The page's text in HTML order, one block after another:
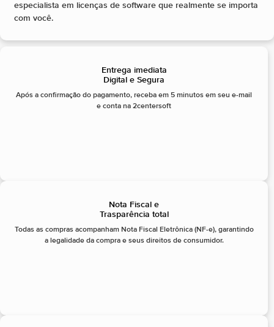
especialista em licenças de software que realmente se importa
com você.
Entrega imediata
Digital e Segura
Após a confirmação do pagamento, receba em 5 minutos em seu e-mail
e conta na 2centersoft
Nota Fiscal e
Trasparência total
Todas as compras acompanham Nota Fiscal Eletrônica (NF-e), garantindo
a legalidade da compra e seus direitos de consumidor.